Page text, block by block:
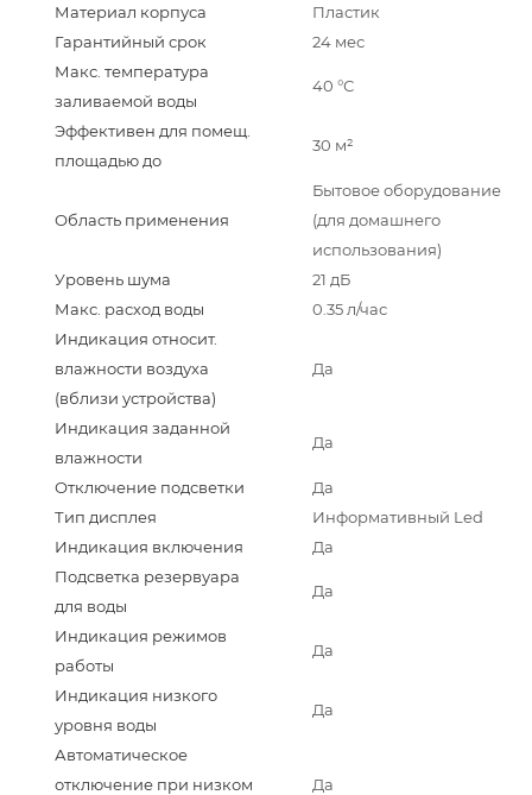
Материал корпуса
Пластик
Гарантийный срок
24 мес
Макс. температура
заливаемой воды
40 °С
Эффективен для помещ.
площадью до
30 м²
Область применения
Бытовое оборудование
(для домашнего
использования)
Уровень шума
21 дБ
Макс. расход воды
0.35 л/час
Индикация относит.
влажности воздуха
(вблизи устройства)
Да
Индикация заданной
влажности
Да
Отключение подсветки
Да
Тип дисплея
Информативный Led
Индикация включения
Да
Подсветка резервуара
для воды
Да
Индикация режимов
работы
Да
Индикация низкого
уровня воды
Да
Автоматическое
отключение при низком
Да